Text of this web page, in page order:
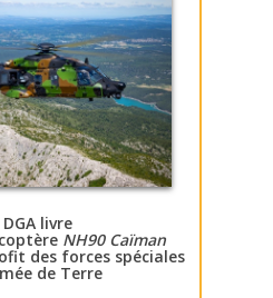
DGA livre
NH90 Caïman
des forces spéciales
de Terre